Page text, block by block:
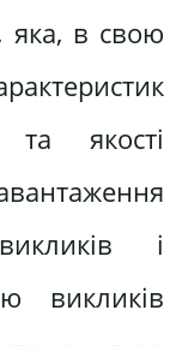
яка, в свою
та якості
і
викликів